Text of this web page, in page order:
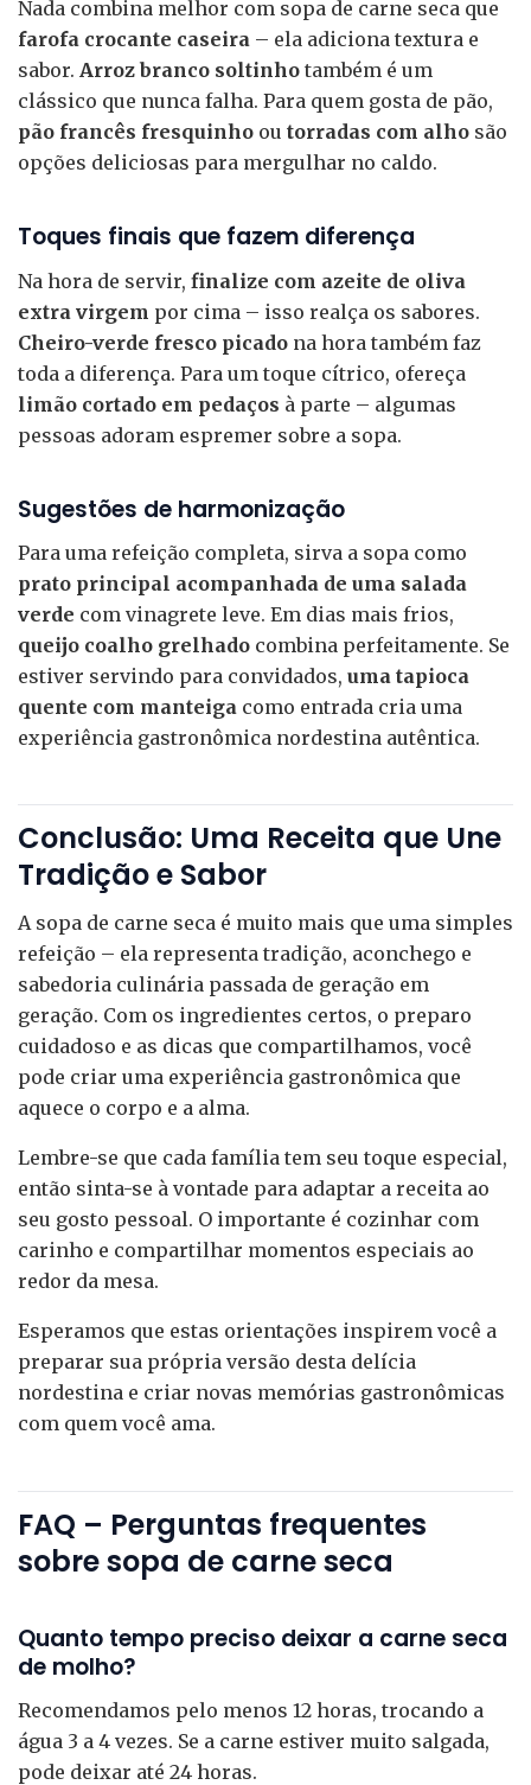
Nada combina melhor com sopa de carne seca que
farofa crocante caseira – ela adiciona textura e
sabor. Arroz branco soltinho também é um
clássico que nunca falha. Para quem gosta de pão,
pão francês fresquinho ou torradas com alho são
opções deliciosas para mergulhar no caldo.
Toques finais que fazem diferença
Na hora de servir, finalize com azeite de oliva
extra virgem por cima – isso realça os sabores.
Cheiro-verde fresco picado na hora também faz
toda a diferença. Para um toque cítrico, ofereça
limão cortado em pedaços à parte – algumas
pessoas adoram espremer sobre a sopa.
Sugestões de harmonização
Para uma refeição completa, sirva a sopa como
prato principal acompanhada de uma salada
verde com vinagrete leve. Em dias mais frios,
queijo coalho grelhado combina perfeitamente. Se
estiver servindo para convidados, uma tapioca
quente com manteiga como entrada cria uma
experiência gastronômica nordestina autêntica.
Conclusão: Uma Receita que Une
Tradição e Sabor
A sopa de carne seca é muito mais que uma simples
refeição – ela representa tradição, aconchego e
sabedoria culinária passada de geração em
geração. Com os ingredientes certos, o preparo
cuidadoso e as dicas que compartilhamos, você
pode criar uma experiência gastronômica que
aquece o corpo e a alma.
Lembre-se que cada família tem seu toque especial,
então sinta-se à vontade para adaptar a receita ao
seu gosto pessoal. O importante é cozinhar com
carinho e compartilhar momentos especiais ao
redor da mesa.
Esperamos que estas orientações inspirem você a
preparar sua própria versão desta delícia
nordestina e criar novas memórias gastronômicas
com quem você ama.
FAQ – Perguntas frequentes
sobre sopa de carne seca
Quanto tempo preciso deixar a carne seca
de molho?
Recomendamos pelo menos 12 horas, trocando a
água 3 a 4 vezes. Se a carne estiver muito salgada,
pode deixar até 24 horas.